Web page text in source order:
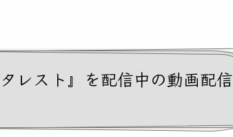
レスト』を配信中の動画配信